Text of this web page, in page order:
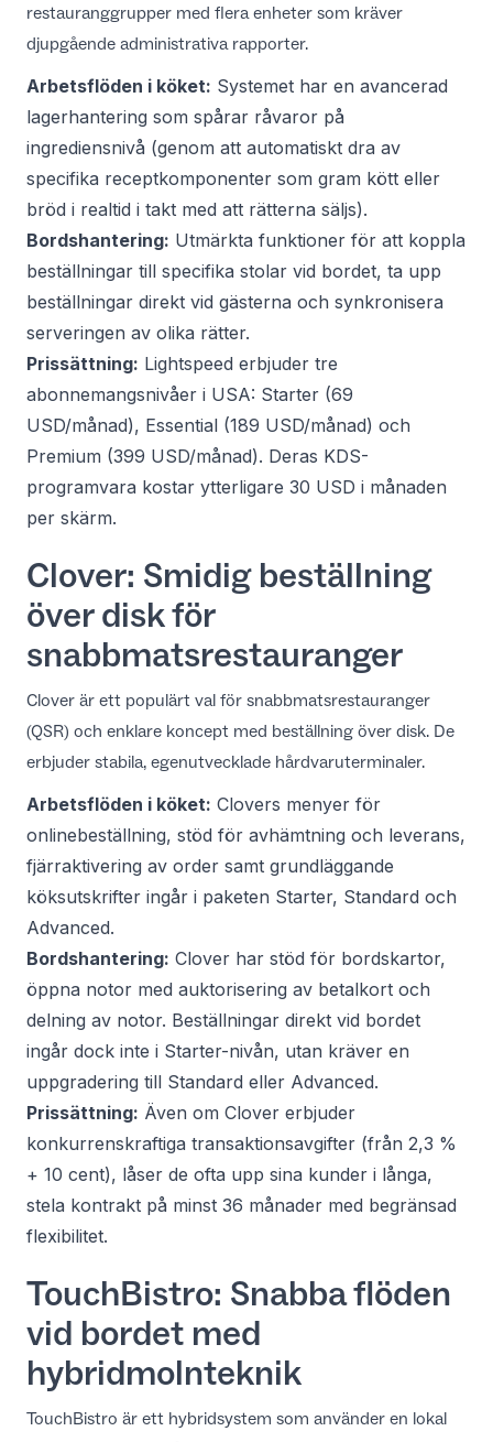
restauranggrupper med flera enheter som kräver
djupgående administrativa rapporter.
Arbetsflöden i köket: Systemet har en avancerad
lagerhantering som spårar råvaror på
ingrediensnivå (genom att automatiskt dra av
specifika receptkomponenter som gram kött eller
bröd i realtid i takt med att rätterna säljs).
Bordshantering: Utmärkta funktioner för att koppla
beställningar till specifika stolar vid bordet, ta upp
beställningar direkt vid gästerna och synkronisera
serveringen av olika rätter.
Prissättning: Lightspeed erbjuder tre
abonnemangsnivåer i USA: Starter (69
USD/månad), Essential (189 USD/månad) och
Premium (399 USD/månad). Deras KDS-
programvara kostar ytterligare 30 USD i månaden
per skärm.
Clover: Smidig beställning
över disk för
snabbmatsrestauranger
Clover är ett populärt val för snabbmatsrestauranger
(QSR) och enklare koncept med beställning över disk. De
erbjuder stabila, egenutvecklade hårdvaruterminaler.
Arbetsflöden i köket: Clovers menyer för
onlinebeställning, stöd för avhämtning och leverans,
fjärraktivering av order samt grundläggande
köksutskrifter ingår i paketen Starter, Standard och
Advanced.
Bordshantering: Clover har stöd för bordskartor,
öppna notor med auktorisering av betalkort och
delning av notor. Beställningar direkt vid bordet
ingår dock inte i Starter-nivån, utan kräver en
uppgradering till Standard eller Advanced.
Prissättning: Även om Clover erbjuder
konkurrenskraftiga transaktionsavgifter (från 2,3 %
+ 10 cent), låser de ofta upp sina kunder i långa,
stela kontrakt på minst 36 månader med begränsad
flexibilitet.
TouchBistro: Snabba flöden
vid bordet med
hybridmolnteknik
TouchBistro är ett hybridsystem som använder en lokal